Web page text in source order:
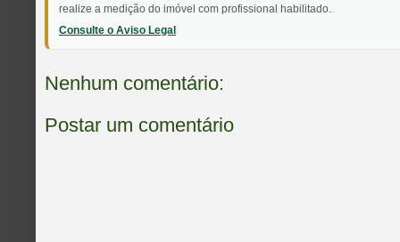
realize a medição do imóvel com profissional habilitado.
Consulte o Aviso Legal
Nenhum comentário:
Postar um comentário